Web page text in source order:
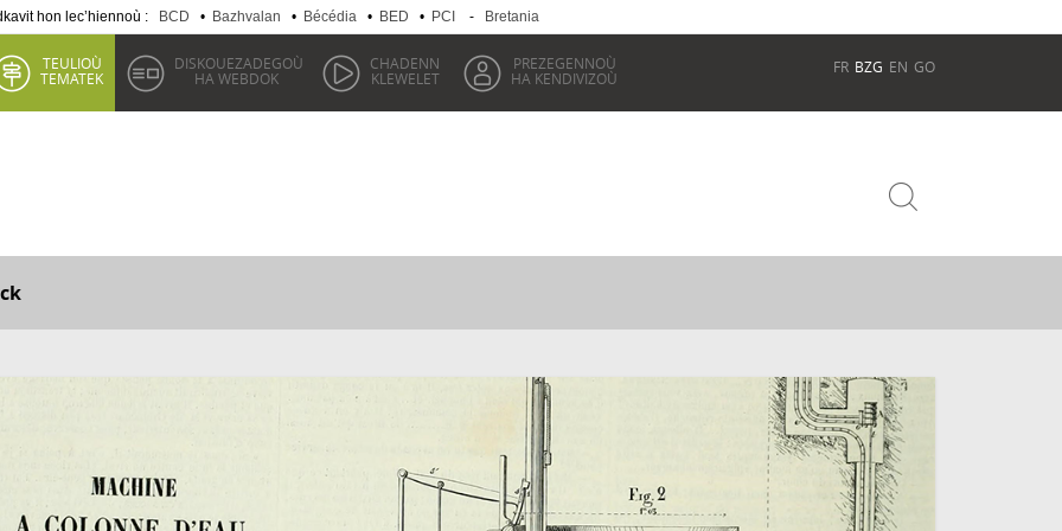
hon lec’hiennoù : BCD • Bazhvalan • Bécédia • BED • PCI - Bretania
TEULIOÙ
TEMATEK
DISKOUEZADEGOÙ
HA WEBDOK
CHADENN
KLEWELET
PREZEGENNOÙ
HA KENDIVIZOÙ
FR BZG EN GO